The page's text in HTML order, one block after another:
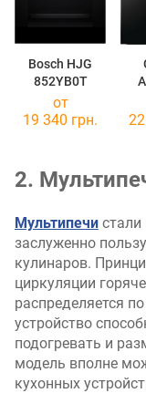
Bosch HJG
852YB0T
от
19 340 грн.
2.
Мультипечи
заслуженно
кулинаров.
циркуляции
распределяется
устройство
подогревать и
модель вполне
кухонных